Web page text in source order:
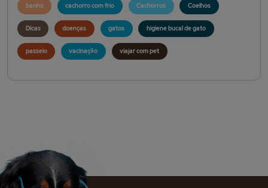
banho cachorro com frio Cachorros Coelhos
Dicas doenças gatos higiene bucal de gato
passeio vacinação viajar com pet